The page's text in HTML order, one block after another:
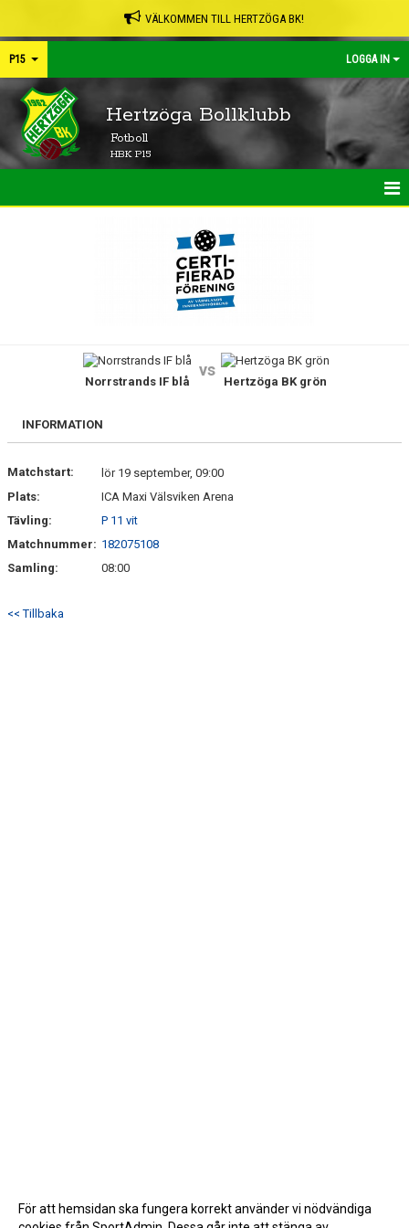
VÄLKOMMEN TILL HERTZÖGA BK!
P15 LOGGA IN
Hertzöga Bollklubb
Fotboll
HBK P15
BILDGALLERI
KONTAKT
Norrstrands IF blå
vs
Hertzöga BK grön
INFORMATION
Matchstart:
lör 19 september, 09:00
Plats:
ICA Maxi Välsviken Arena
Tävling:
P 11 vit
Matchnummer: 182075108
Samling:
08:00
<< Tillbaka
För att hemsidan ska fungera korrekt använder vi nödvändiga